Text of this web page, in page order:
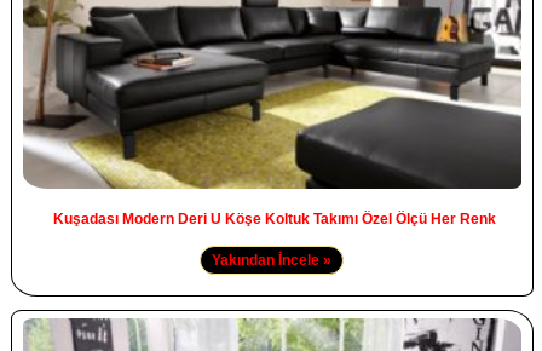
Kuşadası Modern Deri U Köşe Koltuk Takımı Özel Ölçü Her Renk
Yakından İncele »